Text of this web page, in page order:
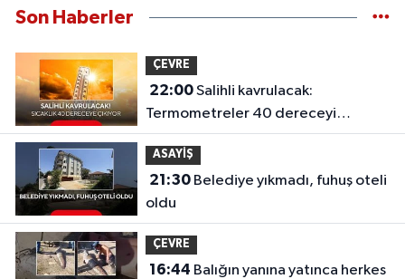
Son Haberler
ÇEVRE
22:00Salihli kavrulacak:
Termometreler 40 dereceyi
gösterecek
ASAYİŞ
21:30Belediye yıkmadı, fuhuş oteli
oldu
ÇEVRE
16:44